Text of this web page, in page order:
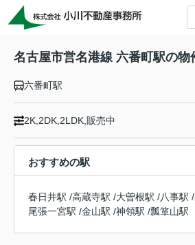
名古屋市営名港線 六番町駅の物
六番町駅
2K,2DK,2LDK,販売中
おすすめの駅
春日井駅 /高蔵寺駅 /大曽根駅 /八事駅 /
尾張一宮駅 /金山駅 /神領駅 /瓢箪山駅